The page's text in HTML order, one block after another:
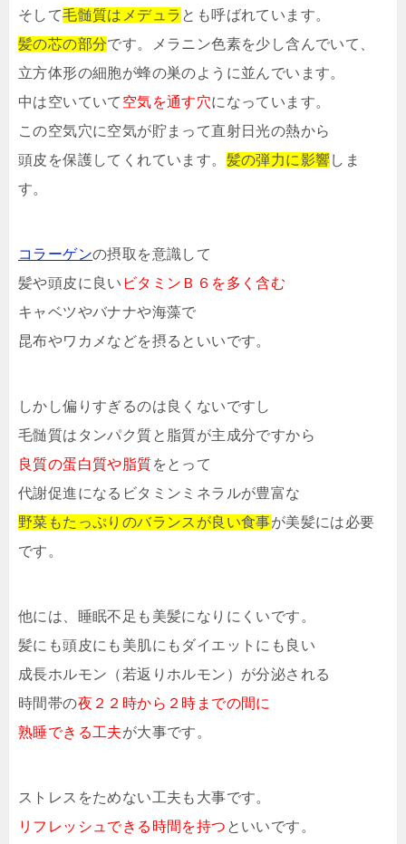
そして毛髄質はメデュラ とも呼ばれています。
髪の芯の部分です。メラニン色素を少し含んでいて、
立方体形の細胞が蜂の巣のように並んでいます。
中は空いていて 空気を通す穴になっています。
この空気穴に空気が貯まって直射日光の熱から
頭皮を保護してくれています。 髪の弾力に影響しま
す。
コラーゲンの摂取を意識して
髪や頭皮に良い ビタミンＢ６を多く含む
キャベツやバナナや海藻で
昆布やワカメなどを摂るといいです。
しかし偏りすぎるのは良くないですし
毛髄質はタンパク質と脂質が主成分ですから
良質の蛋白質や脂質をとって
代謝促進になるビタミンミネラルが豊富な
野菜もたっぷりのバランスが良い食事が美髪には必要
です。
他には、睡眠不足も美髪になりにくいです。
髪にも頭皮にも美肌にもダイエットにも良い
成長ホルモン（若返りホルモン）が分泌される
時間帯の夜２２時から２時までの間に
熟睡できる工夫が大事です。
ストレスをためない工夫も大事です。
リフレッシュできる時間を持つ といいです。